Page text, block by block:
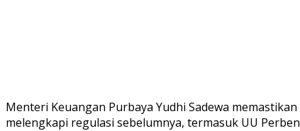
Menteri Keuangan Purbaya Yudhi Sadewa
melengkapi regulasi sebelumnya, termasuk UU